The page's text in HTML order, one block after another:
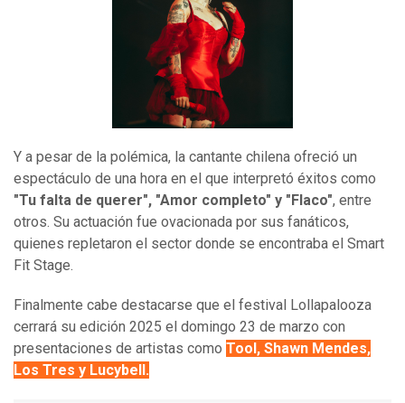
Y a pesar de la polémica, la cantante chilena ofreció un
espectáculo de una hora en el que interpretó éxitos como
"Tu falta de querer", "Amor completo" y "Flaco", entre
otros. Su actuación fue ovacionada por sus fanáticos,
quienes repletaron el sector donde se encontraba el Smart
Fit Stage.
Finalmente cabe destacarse que el festival Lollapalooza
cerrará su edición 2025 el domingo 23 de marzo con
presentaciones de artistas como Tool, Shawn Mendes,
Los Tres y Lucybell .